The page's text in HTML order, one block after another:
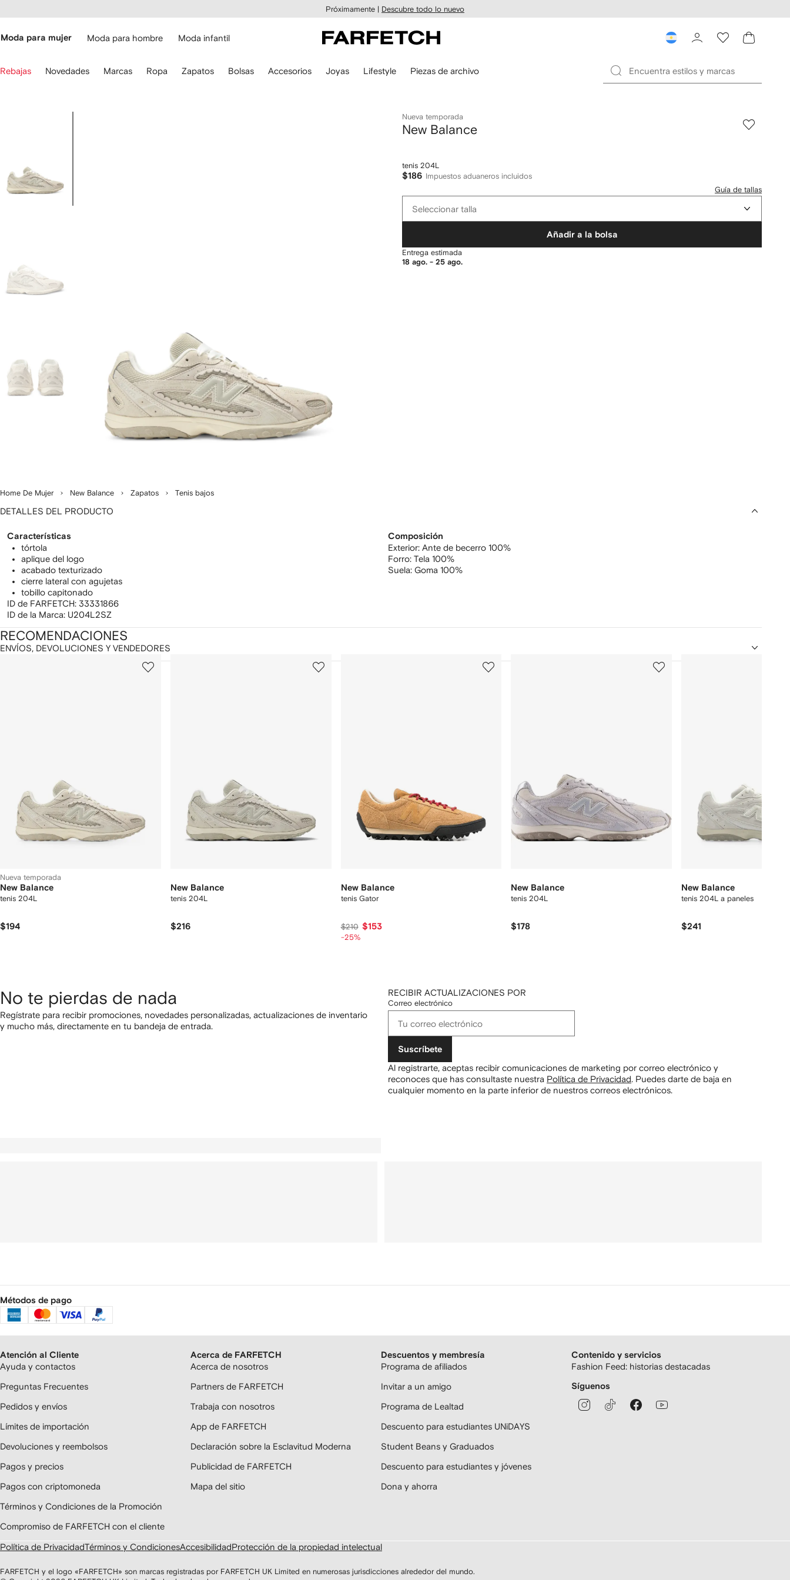
Próximamente | Descubre todo lo nuevo
Moda para mujer Moda para hombre Moda infantil
Rebajas Novedades Marcas Ropa Zapatos Bolsas Accesorios Joyas Lifestyle Piezas de archivo
Home De Mujer New Balance Zapatos Tenis bajos
Nueva temporada
New Balance
tenis 204L
$186 Impuestos aduaneros incluidos
Guía de tallas
tallaSeleccionar talla
Añadir a la bolsa
Entrega estimada
18 ago. - 25 ago.
DETALLES DEL PRODUCTO
Características
tórtola
aplique del logo
acabado texturizado
cierre lateral con agujetas
tobillo capitonado
ID de FARFETCH: 33331866
ID de la Marca: U204L2SZ
Composición
Exterior: Ante de becerro 100%
Forro: Tela 100%
Suela: Goma 100%
ENVÍOS, DEVOLUCIONES Y VENDEDORES
RECOMENDACIONES
Nueva temporada
New Balance
tenis 204L
$194
2
New Balance
tenis 204L
$216
3
New Balance
tenis Gator
$210 $153
-25%
4
New Balance
tenis 204L
$178
5
New Balance
tenis 204L a paneles
$241
No te pierdas de nada
Regístrate para recibir promociones, novedades personalizadas, actualizaciones de inventario
y mucho más, directamente en tu bandeja de entrada.
RECIBIR ACTUALIZACIONES POR
Correo electrónico
Suscríbete
Al registrarte, aceptas recibir comunicaciones de marketing por correo electrónico y
reconoces que has consultaste nuestra Política de Privacidad. Puedes darte de baja en
cualquier momento en la parte inferior de nuestros correos electrónicos.
Métodos de pago
Atención al Cliente
Ayuda y contactos
Preguntas Frecuentes
Pedidos y envíos
Límites de importación
Devoluciones y reembolsos
Pagos y precios
Pagos con criptomoneda
Términos y Condiciones de la Promoción
Compromiso de FARFETCH con el cliente
Acerca de FARFETCH
Acerca de nosotros
Partners de FARFETCH
Trabaja con nosotros
App de FARFETCH
Declaración sobre la Esclavitud Moderna
Publicidad de FARFETCH
Mapa del sitio
Descuentos y membresía
Programa de afiliados
Invitar a un amigo
Programa de Lealtad
Descuento para estudiantes UNiDAYS
Student Beans y Graduados
Descuento para estudiantes y jóvenes
Dona y ahorra
Contenido y servicios
Fashion Feed: historias destacadas
Síguenos
Política de PrivacidadTérminos y CondicionesAccesibilidadProtección de la propiedad intelectual
FARFETCH y el logo «FARFETCH» son marcas registradas por FARFETCH UK Limited en numerosas jurisdicciones alrededor del mundo.